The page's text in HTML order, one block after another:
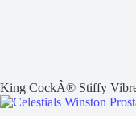
King CockÂ® Stiffy